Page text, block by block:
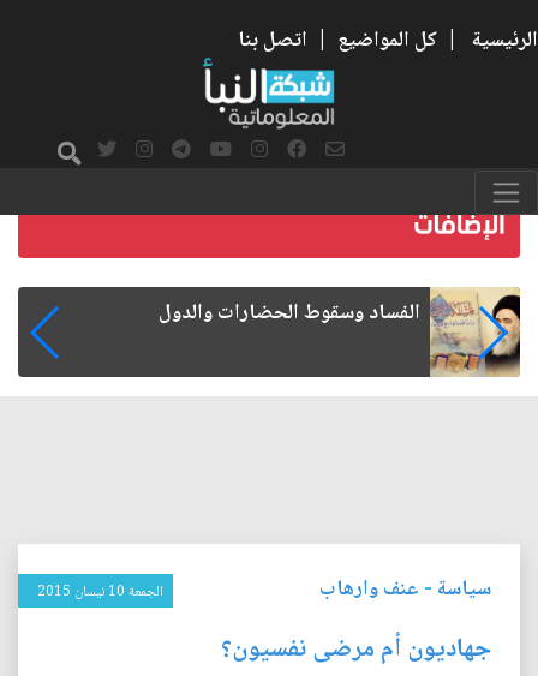
الرئيسية | كل المواضيع | اتصل بنا
والدول رواتب الموظفين على
سياسة- عنف وارهاب الجمعة 10 نيسان 2015
جهاديون أم مرضى نفسيون؟